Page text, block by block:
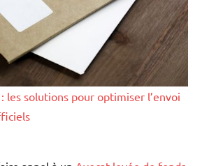
les solutions pour optimiser l’envoi